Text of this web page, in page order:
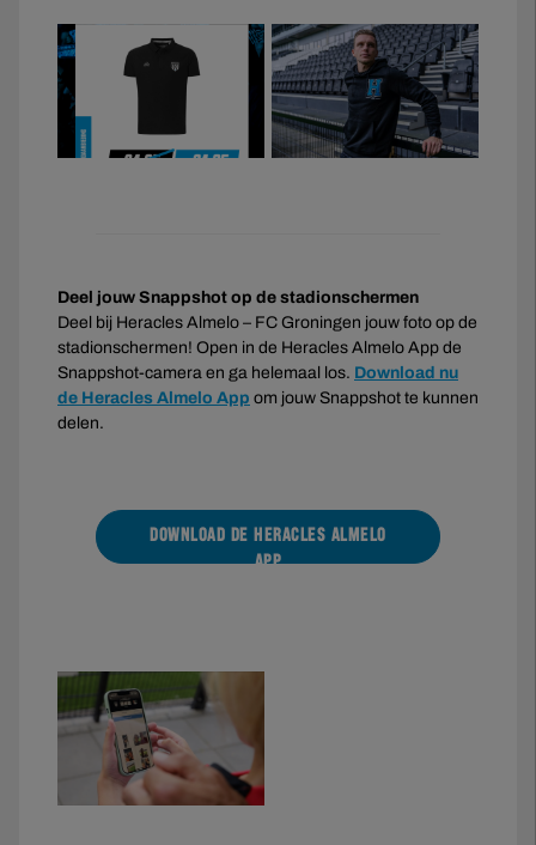
Deel jouw Snappshot op de stadionschermen
Deel bij Heracles Almelo – FC Groningen jouw foto op de
stadionschermen! Open in de Heracles Almelo App de
Snappshot-camera en ga helemaal los. Download nu
de Heracles Almelo App om jouw Snappshot te kunnen
delen.
DOWNLOAD DE HERACLES ALMELO
APP